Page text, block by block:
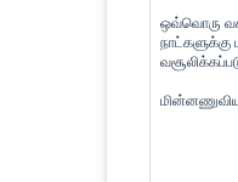
ஒவ்வொரு
நாட்களுக்கு